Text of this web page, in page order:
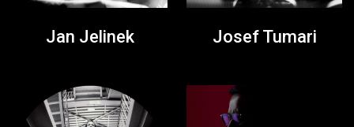
Jan Jelinek Josef Tumari